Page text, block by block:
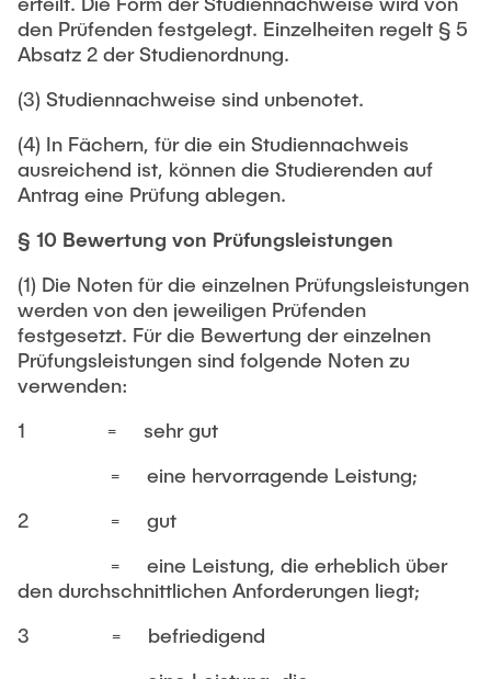
den Prüfenden festgelegt. Einzelheiten regelt § 5
Absatz 2 der Studienordnung.
(3) Studiennachweise sind unbenotet.
(4) In Fächern, für die ein Studiennachweis
ausreichend ist, können die Studierenden auf
Antrag eine Prüfung ablegen.
§ 10 Bewertung von Prüfungsleistungen
(1) Die Noten für die einzelnen Prüfungsleistungen
werden von den jeweiligen Prüfenden
festgesetzt. Für die Bewertung der einzelnen
Prüfungsleistungen sind folgende Noten zu
verwenden:
1 = sehr gut
= eine hervorragende Leistung;
2 = gut
= eine Leistung, die erheblich über
den durchschnittlichen Anforderungen liegt;
3 = befriedigend